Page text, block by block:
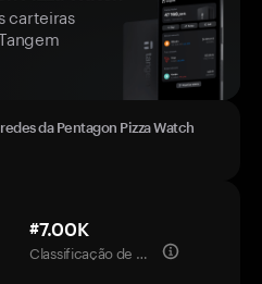
carteiras
da Pentagon Pizza Watch
#7.00K
Classificação de mercado